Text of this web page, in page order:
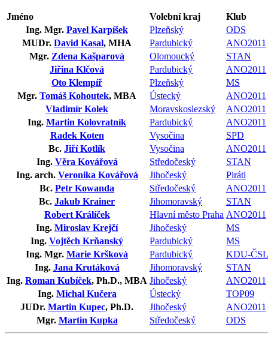
Jméno Volební kraj
Klub
Ing. Mgr. Pavel Karpíšek Plzeňský
ODS
MUDr. David Kasal, MHA Pardubický
ANO2011
Mgr. Zdena Kašparová Olomoucký
STAN
Jiřina Klčová
Pardubický
ANO2011
Oto Klempíř
Plzeňský
MS
Mgr. Tomáš Kohoutek, MBA Ústecký
ANO2011
Vladimír Kolek
Moravskoslezský
ANO2011
Ing. Martin Kolovratník Pardubický
ANO2011
Radek Koten
Vysočina
SPD
Bc. Jiří Kotlík Vysočina
ANO2011
Ing. Věra Kovářová Středočeský
STAN
Ing. arch. Veronika Kovářová Jihočeský
Piráti
Bc. Petr Kowanda Středočeský
ANO2011
Bc. Jakub Krainer Jihomoravský
STAN
Robert Králíček
Hlavní město Praha ANO2011
Ing. Miroslav Krejčí Jihočeský
MS
Ing. Vojtěch Krňanský Pardubický
MS
Ing. Mgr. Marie Kršková Pardubický
KDU-ČSL
Ing. Jana Krutáková Jihomoravský
STAN
Ing. Roman Kubíček, Ph.D., MBA Jihočeský
ANO2011
Ing. Michal Kučera Ústecký
TOP09
JUDr. Martin Kupec, Ph.D. Jihočeský
ANO2011
Mgr. Martin Kupka Středočeský ODS